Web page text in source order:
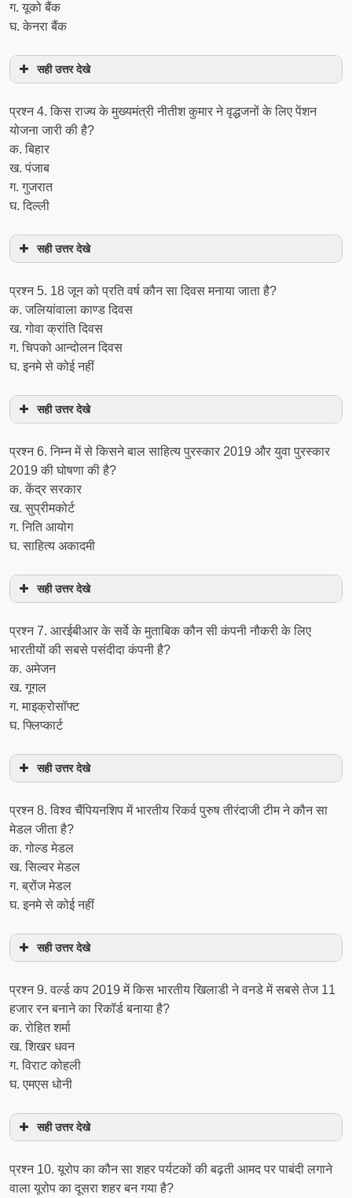
ग. यूको बैंक
घ. केनरा बैंक
सही उत्तर देखे
प्रश्‍न 4. किस राज्य के मुख्यमंत्री नीतीश कुमार ने वृद्धजनों के लिए पेंशन
योजना जारी की है?
क. बिहार
ख. पंजाब
ग. गुजरात
घ. दिल्ली
सही उत्तर देखे
प्रश्‍न 5. 18 जून को प्रति वर्ष कौन सा दिवस मनाया जाता है?
क. जलियांवाला काण्ड दिवस
ख. गोवा क्रांति दिवस
ग. चिपको आन्दोलन दिवस
घ. इनमे से कोई नहीं
सही उत्तर देखे
प्रश्‍न 6. निम्न में से किसने बाल साहित्य पुरस्‍कार 2019 और युवा पुरस्‍कार
2019 की घोषणा की है?
क. केंद्र सरकार
ख. सुप्रीमकोर्ट
ग. निति आयोग
घ. साहित्‍य अकादमी
सही उत्तर देखे
प्रश्‍न 7. आरईबीआर के सर्वे के मुताबिक कौन सी कंपनी नौकरी के लिए
भारतीयों की सबसे पसंदीदा कंपनी है?
क. अमेजन
ख. गूगल
ग. माइक्रोसॉफ्ट
घ. फ्लिप्कार्ट
सही उत्तर देखे
प्रश्‍न 8. विश्व चैंपियनशिप में भारतीय रिकर्व पुरुष तीरंदाजी टीम ने कौन सा
मेडल जीता है?
क. गोल्ड मेडल
ख. सिल्वर मेडल
ग. ब्रोंज मेडल
घ. इनमे से कोई नहीं
सही उत्तर देखे
प्रश्‍न 9. वर्ल्ड कप 2019 में किस भारतीय खिलाडी ने वनडे में सबसे तेज 11
हजार रन बनाने का रिकॉर्ड बनाया है?
क. रोहित शर्मा
ख. शिखर धवन
ग. विराट कोहली
घ. एमएस धोनी
सही उत्तर देखे
प्रश्‍न 10. यूरोप का कौन सा शहर पर्यटकों की बढ़ती आमद पर पाबंदी लगाने
वाला यूरोप का दूसरा शहर बन गया है?